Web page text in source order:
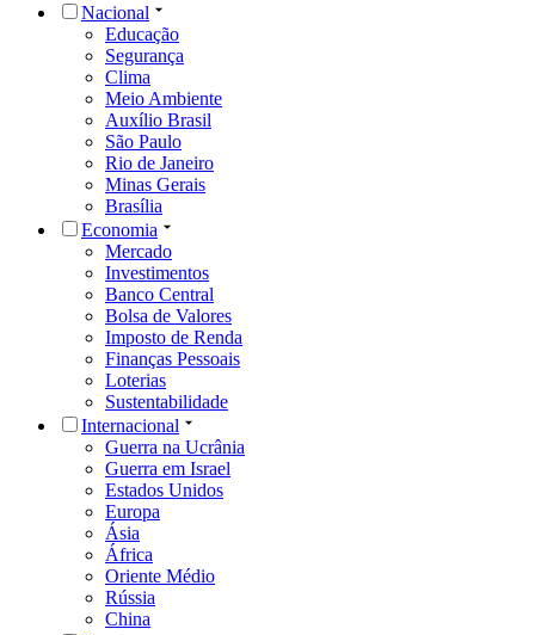
Nacional
Educação
Segurança
Clima
Meio Ambiente
Auxílio Brasil
São Paulo
Rio de Janeiro
Minas Gerais
Brasília
Economia
Mercado
Investimentos
Banco Central
Bolsa de Valores
Imposto de Renda
Finanças Pessoais
Loterias
Sustentabilidade
Internacional
Guerra na Ucrânia
Guerra em Israel
Estados Unidos
Europa
Ásia
África
Oriente Médio
Rússia
China